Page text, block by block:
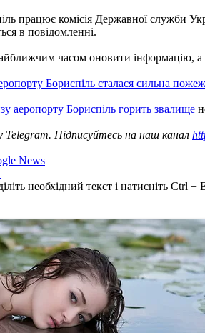
працює комісія Державної служби
в повідомленні.
часом оновити інформацію,
Бориспіль сталася сильна
аеропорту Бориспіль горить звалище
Telegram. Підписуйтесь на наш канал
News
необхідний текст і натисніть Ctrl